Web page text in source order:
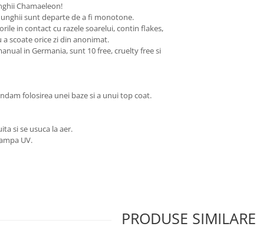
Chamaeleon!
sunt departe de a fi monotone.
in contact cu razele soarelui, contin flakes,
scoate orice zi din anonimat.
in Germania, sunt 10 free, cruelty free si
folosirea unei baze si a unui top coat.
si se usuca la aer.
UV.
PRODUSE SIMILARE